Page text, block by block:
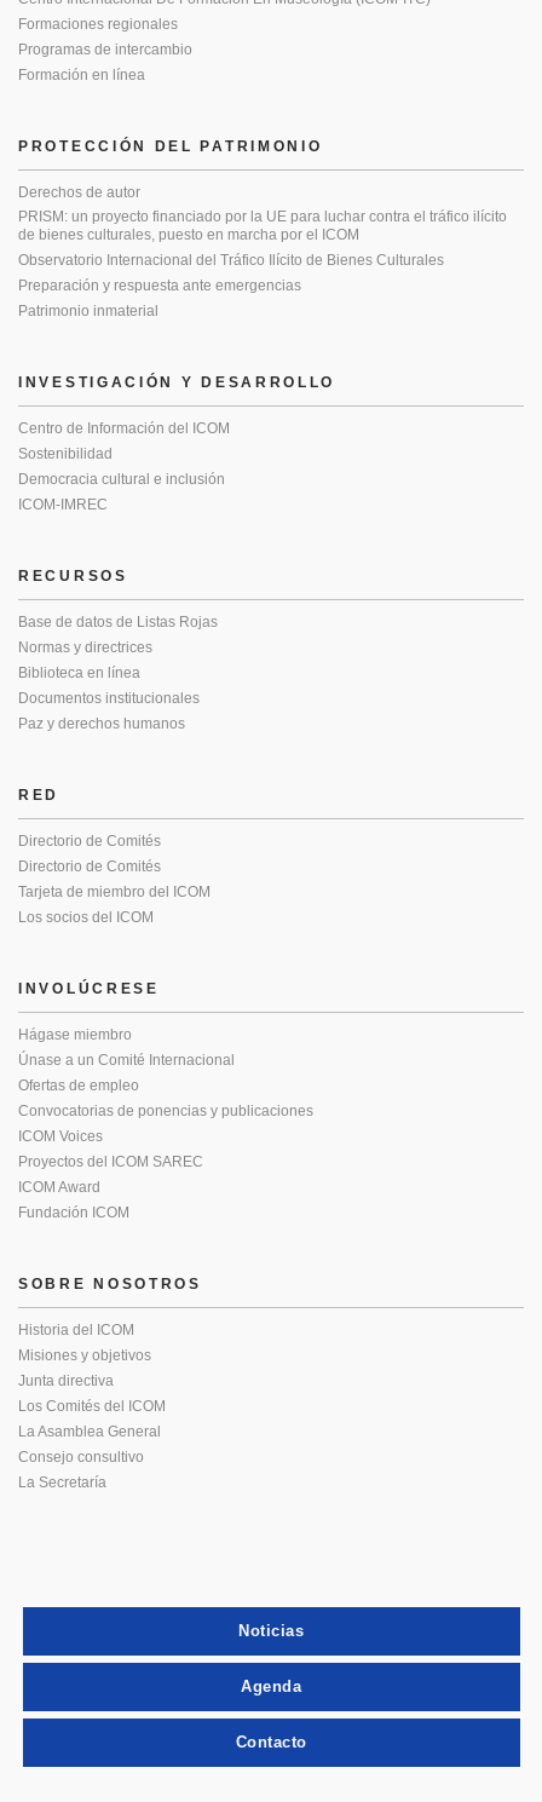
PROTECCIÓN DEL PATRIMONIO
Derechos de autor
PRISM: un proyecto financiado por la UE para luchar contra el tráfico ilícito
de bienes culturales, puesto en marcha por el ICOM
Observatorio Internacional del Tráfico Ilícito de Bienes Culturales
Preparación y respuesta ante emergencias
Patrimonio inmaterial
Formaciones regionales
Programas de intercambio
Formación en línea
INVESTIGACIÓN Y DESARROLLO
Centro de Información del ICOM
Sostenibilidad
Democracia cultural e inclusión
ICOM-IMREC
RECURSOS
Base de datos de Listas Rojas
Normas y directrices
Biblioteca en línea
Documentos institucionales
Paz y derechos humanos
RED
Directorio de Comités
Directorio de Comités
Tarjeta de miembro del ICOM
Los socios del ICOM
INVOLÚCRESE
Hágase miembro
Únase a un Comité Internacional
Ofertas de empleo
Convocatorias de ponencias y publicaciones
ICOM Voices
Proyectos del ICOM SAREC
ICOM Award
Fundación ICOM
SOBRE NOSOTROS
Historia del ICOM
Misiones y objetivos
Junta directiva
Los Comités del ICOM
La Asamblea General
Consejo consultivo
La Secretaría
Noticias
Agenda
Contacto